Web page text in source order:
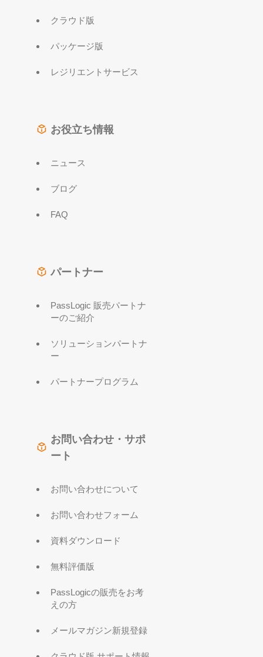
クラウド版
パッケージ版
レジリエントサービス
お役立ち情報
ニュース
ブログ
FAQ
パートナー
PassLogic 販売パートナ
ーのご紹介
ソリューションパートナ
ー
パートナープログラム
お問い合わせ・サポ
ート
お問い合わせについて
お問い合わせフォーム
資料ダウンロード
無料評価版
PassLogicの販売をお考
えの方
メールマガジン新規登録